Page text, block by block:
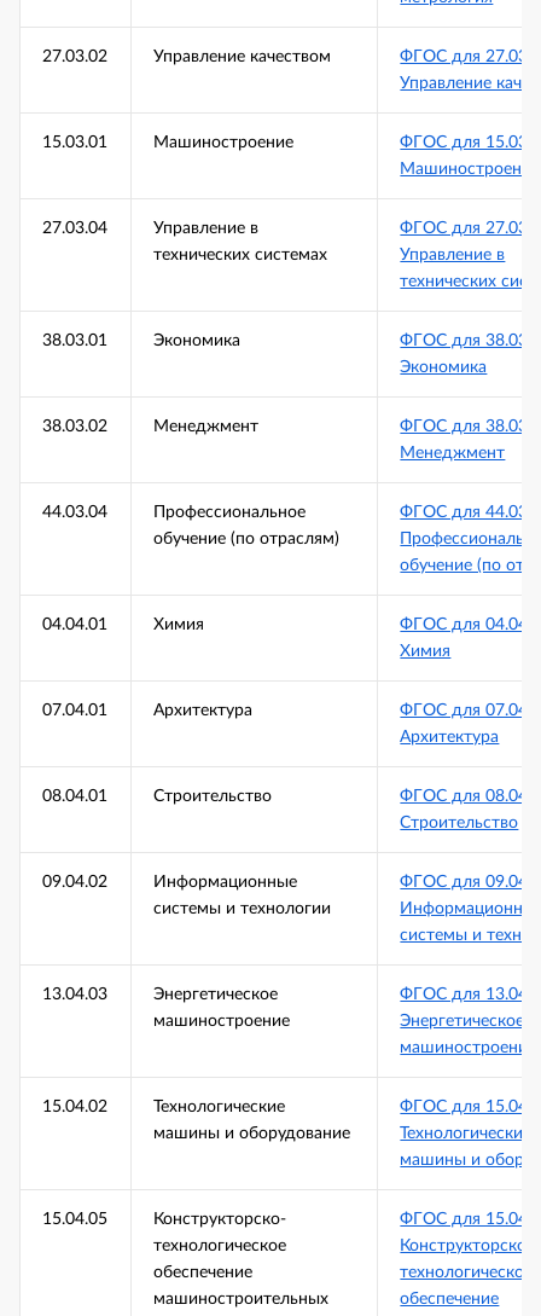
27.03.02 Управление качеством
ФГОС для
Управление
15.03.01 Машиностроение
ФГОС для
Машиностроение
27.03.04
Управление в
технических системах
ФГОС для
Управление в
технических
38.03.01 Экономика
ФГОС для
Экономика
38.03.02 Менеджмент
ФГОС для
Менеджмент
44.03.04
Профессиональное
обучение (по отраслям)
ФГОС для
обучение (по
04.04.01 Химия
ФГОС для
Химия
07.04.01 Архитектура
ФГОС для
Архитектура
08.04.01 Строительство
ФГОС для
Строительство
09.04.02
Информационные
системы и технологии
ФГОС для
системы и
13.04.03
Энергетическое
машиностроение
ФГОС для
Энергетическое
машиностроение
15.04.02
Технологические
машины и оборудование
ФГОС для
Технологические
машины и
15.04.05
Конструкторско-
технологическое
обеспечение
машиностроительных
ФГОС для
Конструкторско-
технологическое
обеспечение